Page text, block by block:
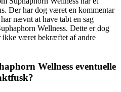
Der har dog været en kommentar
nævnt at have tabt en sag
Wellness. Dette er dog
ikke været bekræftet af andre
Wellness eventuelle